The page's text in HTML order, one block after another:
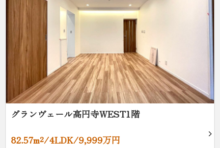
グランヴェール高円寺WEST1階
82.57m²/4LDK/9,999万円